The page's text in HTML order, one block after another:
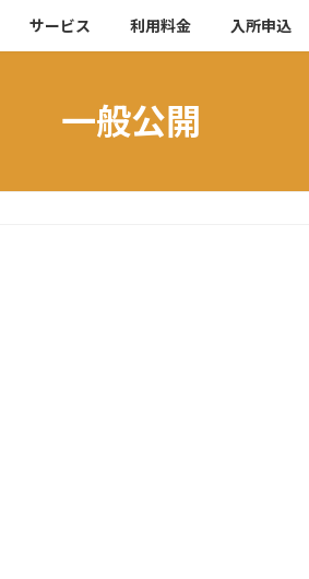
サービス 利用料金 入所申込
一般公開